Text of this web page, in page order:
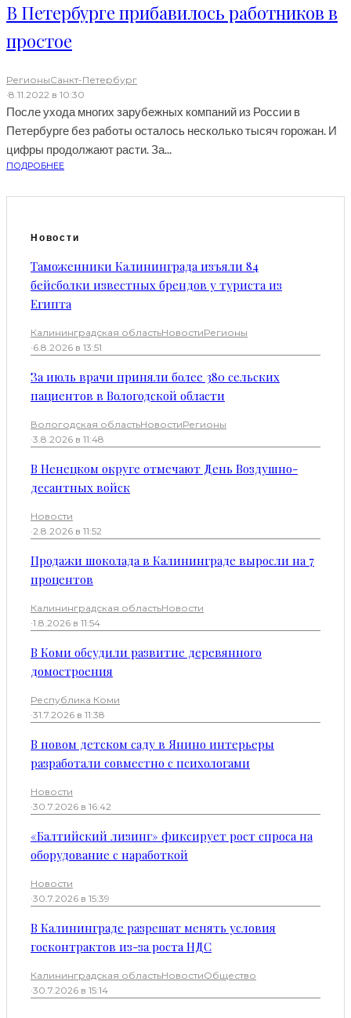
В Петербурге прибавилось работников в
простое
РегионыСанкт-Петербург
·8.11.2022 в 10:30
После ухода многих зарубежных компаний из России в
Петербурге без работы осталось несколько тысяч горожан. И
цифры продолжают расти. За...
ПОДРОБНЕЕ
Новости
Таможенники Калининграда изъяли 84
бейсболки известных брендов у туриста из
Египта
Калининградская областьНовостиРегионы
·6.8.2026 в 13:51
За июль врачи приняли более 380 сельских
пациентов в Вологодской области
Вологодская областьНовостиРегионы
·3.8.2026 в 11:48
В Ненецком округе отмечают День Воздушно-
десантных войск
Новости
·2.8.2026 в 11:52
Продажи шоколада в Калининграде выросли на 7
процентов
Калининградская областьНовости
·1.8.2026 в 11:54
В Коми обсудили развитие деревянного
домостроения
Республика Коми
·31.7.2026 в 11:38
В новом детском саду в Янино интерьеры
разработали совместно с психологами
Новости
·30.7.2026 в 16:42
«Балтийский лизинг» фиксирует рост спроса на
оборудование с наработкой
Новости
·30.7.2026 в 15:39
В Калининграде разрешат менять условия
госконтрактов из-за роста НДС
Калининградская областьНовостиОбщество
·30.7.2026 в 15:14